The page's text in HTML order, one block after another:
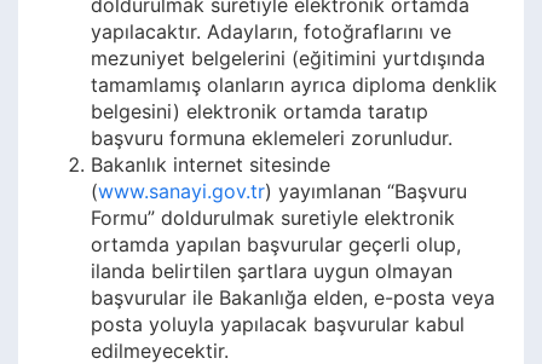
doldurulmak suretiyle elektronik ortamda
yapılacaktır. Adayların, fotoğraflarını ve
mezuniyet belgelerini (eğitimini yurtdışında
tamamlamış olanların ayrıca diploma denklik
belgesini) elektronik ortamda taratıp
başvuru formuna eklemeleri zorunludur.
Bakanlık internet sitesinde
(www.sanayi.gov.tr) yayımlanan “Başvuru
Formu” doldurulmak suretiyle elektronik
ortamda yapılan başvurular geçerli olup,
ilanda belirtilen şartlara uygun olmayan
başvurular ile Bakanlığa elden, e-posta veya
posta yoluyla yapılacak başvurular kabul
edilmeyecektir.